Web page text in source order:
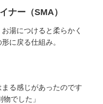
ナー（SMA）
湯につけると柔らかく
に戻る仕組み。
まる感じがあったのです
でした」